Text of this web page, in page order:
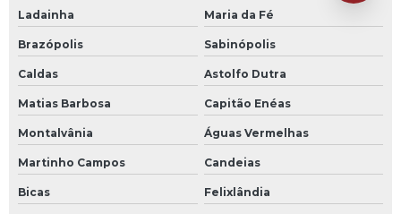
Ladainha Maria da Fé
Brazópolis Sabinópolis
Caldas Astolfo Dutra
Matias Barbosa Capitão Enéas
Montalvânia Águas Vermelhas
Martinho Campos Candeias
Bicas Felixlândia